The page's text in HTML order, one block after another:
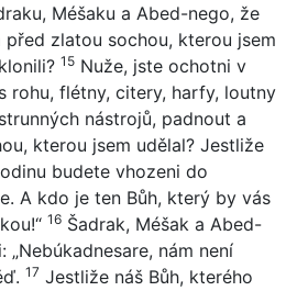
Méšaku a Abed-nego, že
zlatou sochou, kterou jsem
15 Nuže, jste ochotni v
rohu, flétny, citery, harfy, loutny
nástrojů, padnout a
kterou jsem udělal? Jestliže
budete vhozeni do
A kdo je ten Bůh, který by vás
16 Šadrak, Méšak a Abed-
nám není
17 Jestliže náš Bůh, kterého